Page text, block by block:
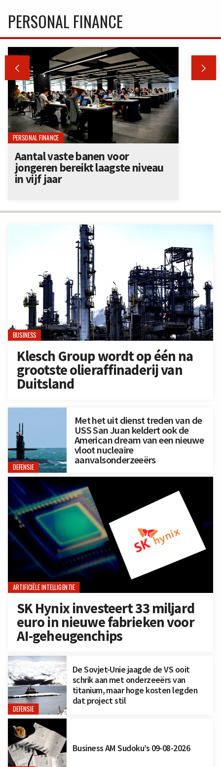
BUSINESS
Klesch Group wordt op één na
grootste olieraffinaderij van
Duitsland
DEFENSIE
Met het uit dienst treden van de
USS San Juan keldert ook de
American dream van een nieuwe
vloot nucleaire
aanvalsonderzeeërs
ARTIFICIËLE INTELLIGENTIE
SK Hynix investeert 33 miljard
euro in nieuwe fabrieken voor
AI-geheugenchips
DEFENSIE
De Sovjet-Unie jaagde de VS ooit
schrik aan met onderzeeërs van
titanium, maar hoge kosten legden
dat project stil
Business AM Sudoku’s 09-08-2026
PERSONAL FINANCE
 
PERSONAL FINANCE
Aantal vaste banen voor
jongeren bereikt laagste niveau
in vijf jaar